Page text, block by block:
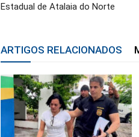
Estadual de Atalaia do Norte
ARTIGOS RELACIONADOS